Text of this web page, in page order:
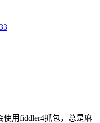
用fiddler4抓包，总是麻